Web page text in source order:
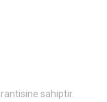
sahiptir.